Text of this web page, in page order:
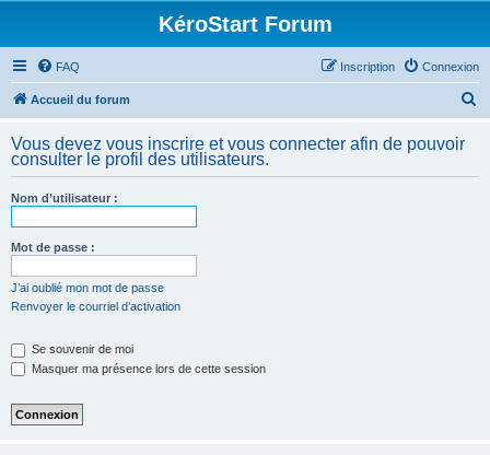
KéroStart Forum
FAQ Connexion
Inscription
Accueil du forum
h
Vous devez vous inscrire et vous connecter afin de pouvoir
consulter le profil des utilisateurs.
Nom d’utilisateur :
Mot de passe :
J’ai oublié mon mot de passe
Renvoyer le courriel d’activation
Se souvenir de moi
Masquer ma présence lors de cette session